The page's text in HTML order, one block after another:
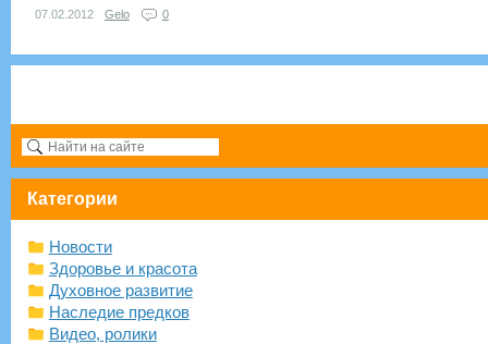
07.02.2012 Gelo 0
Категории
Новости
Здоровье и красота
Духовное развитие
Наследие предков
Видео, ролики